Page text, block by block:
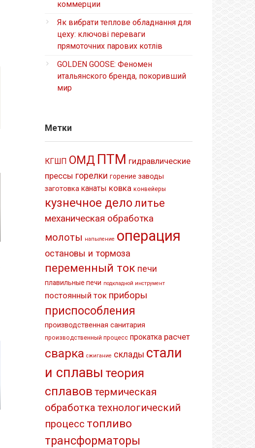
коммерции
Як вибрати теплове обладнання для
цеху: ключові переваги
прямоточних парових котлів
GOLDEN GOOSE: Феномен
итальянского бренда, покоривший
мир
Метки
КГШП ОМД ПТМ гидравлические
прессы горелки горение заводы
заготовка канаты ковка конвейеры
кузнечное делолитье
механическая обработка
молоты напыление операция
остановы и тормоза
переменный ток печи
плавильные печи подкладной инструмент
постоянный ток приборы
приспособления
производственная санитария
производственный процесс прокатка расчет
сварка сжигание склады стали
и сплавы теория
сплавов термическая
обработка технологический
процесс топливо
трансформаторы